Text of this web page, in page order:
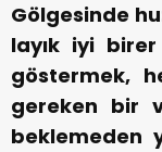
Gölgesinde
layık iyi
göstermek,
gereken bir
beklemeden